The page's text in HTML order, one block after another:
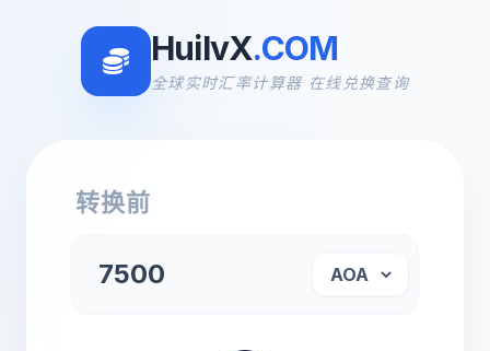
HuilvX.COM
全球实时汇率计算器 在线兑换查询
转换前